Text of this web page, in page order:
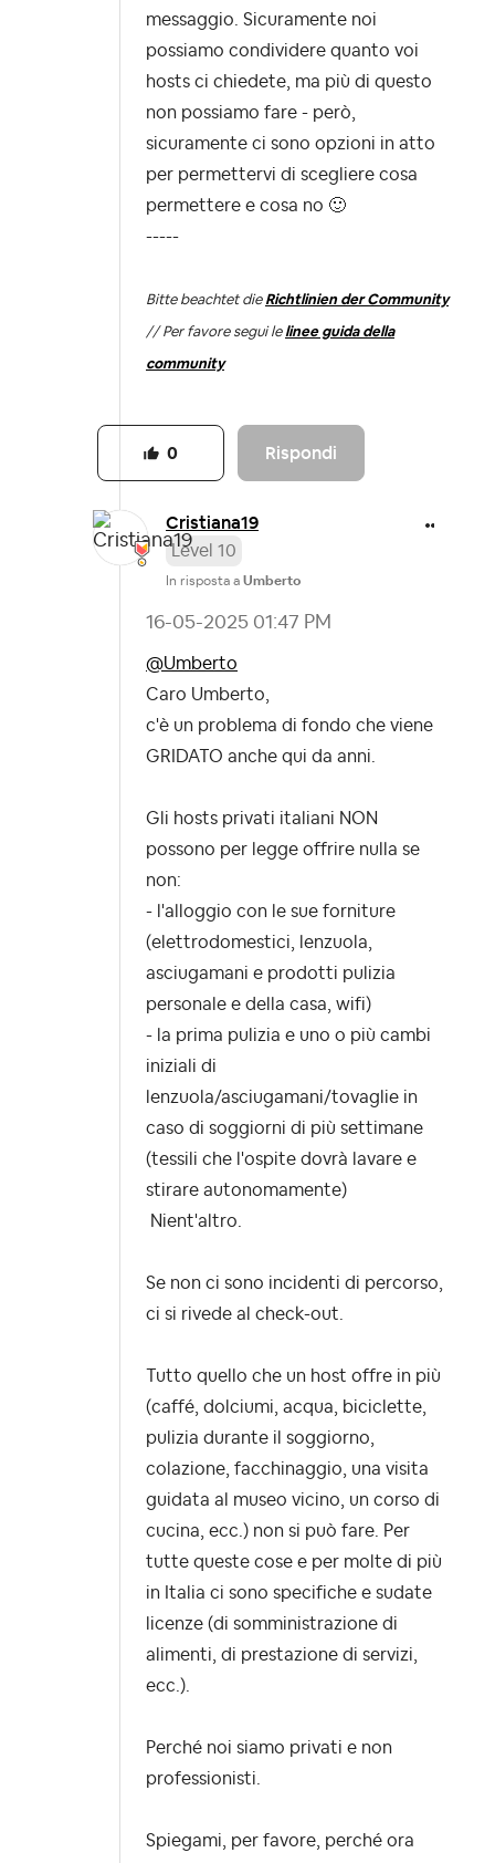
messaggio. Sicuramente noi
possiamo condividere quanto voi
hosts ci chiedete, ma più di questo
non possiamo fare - però,
sicuramente ci sono opzioni in atto
per permettervi di scegliere cosa
permettere e cosa no 🙂
-----
Bitte beachtet die Richtlinien der Community
// Per favore segui le linee guida della
community
Rispondi
0
Cristiana19
Level 10
In risposta a Umberto
‎16-05-2025 01:47 PM
@Umberto
Caro Umberto,
c'è un problema di fondo che viene
GRIDATO anche qui da anni.
Gli hosts privati italiani NON
possono per legge offrire nulla se
non:
- l'alloggio con le sue forniture
(elettrodomestici, lenzuola,
asciugamani e prodotti pulizia
personale e della casa, wifi)
- la prima pulizia e uno o più cambi
iniziali di
lenzuola/asciugamani/tovaglie in
caso di soggiorni di più settimane
(tessili che l'ospite dovrà lavare e
stirare autonomamente)
Nient'altro.
Se non ci sono incidenti di percorso,
ci si rivede al check-out.
Tutto quello che un host offre in più
(caffé, dolciumi, acqua, biciclette,
pulizia durante il soggiorno,
colazione, facchinaggio, una visita
guidata al museo vicino, un corso di
cucina, ecc.) non si può fare. Per
tutte queste cose e per molte di più
in Italia ci sono specifiche e sudate
licenze (di somministrazione di
alimenti, di prestazione di servizi,
ecc.).
Perché noi siamo privati e non
professionisti.
Spiegami, per favore, perché ora